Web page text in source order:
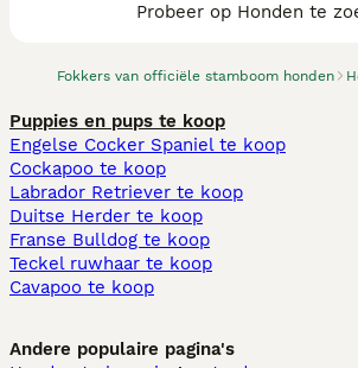
Fokkers van officiële stamboom honden
Probeer op Honden te
Puppies en pups te koop
Engelse Cocker Spaniel te koop
Cockapoo te koop
Labrador Retriever te koop
Duitse Herder te koop
Franse Bulldog te koop
Teckel ruwhaar te koop
Cavapoo te koop
Andere populaire pagina's